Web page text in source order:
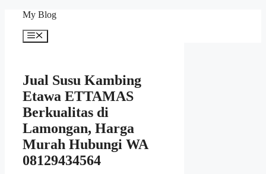
content
My Blog
Menu
Jual Susu Kambing
Etawa ETTAMAS
Berkualitas di
Lamongan, Harga
Murah Hubungi WA
08129434564